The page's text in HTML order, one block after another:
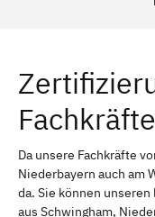
Erlangen
Bayreuth
Schweinfurt
Freising
Fachkräfte
Da unsere Fachkräfte
Niederbayern auch am
da. Sie können
aus Schwingham,